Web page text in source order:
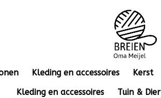
Kleding en accessoires Kerst
Kleding en accessoires
Tuin & Dier